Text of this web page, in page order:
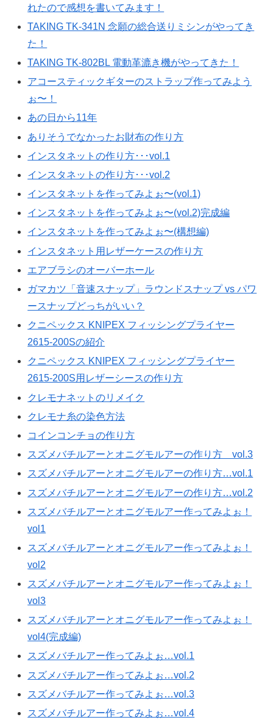
れたので感想を書いてみます！
TAKING TK-341N 念願の総合送りミシンがやってき
た！
TAKING TK-802BL 電動革漉き機がやってきた！
アコースティックギターのストラップ作ってみよう
ぉ〜！
あの日から11年
ありそうでなかったお財布の作り方
インスタネットの作り方･･･vol.1
インスタネットの作り方･･･vol.2
インスタネットを作ってみよぉ〜(vol.1)
インスタネットを作ってみよぉ〜(vol.2)完成編
インスタネットを作ってみよぉ〜(構想編)
インスタネット用レザーケースの作り方
エアブラシのオーバーホール
ガマカツ「音速スナップ」ラウンドスナップ vs パワ
ースナップどっちがいい？
クニペックス KNIPEX フィッシングプライヤー
2615-200Sの紹介
クニペックス KNIPEX フィッシングプライヤー
2615-200S用レザーシースの作り方
クレモナネットのリメイク
クレモナ糸の染色方法
コインコンチョの作り方
スズメバチルアーとオニグモルアーの作り方 vol.3
スズメバチルアーとオニグモルアーの作り方…vol.1
スズメバチルアーとオニグモルアーの作り方…vol.2
スズメバチルアーとオニグモルアー作ってみよぉ！
vol1
スズメバチルアーとオニグモルアー作ってみよぉ！
vol2
スズメバチルアーとオニグモルアー作ってみよぉ！
vol3
スズメバチルアーとオニグモルアー作ってみよぉ！
vol4(完成編)
スズメバチルアー作ってみよぉ…vol.1
スズメバチルアー作ってみよぉ…vol.2
スズメバチルアー作ってみよぉ…vol.3
スズメバチルアー作ってみよぉ…vol.4